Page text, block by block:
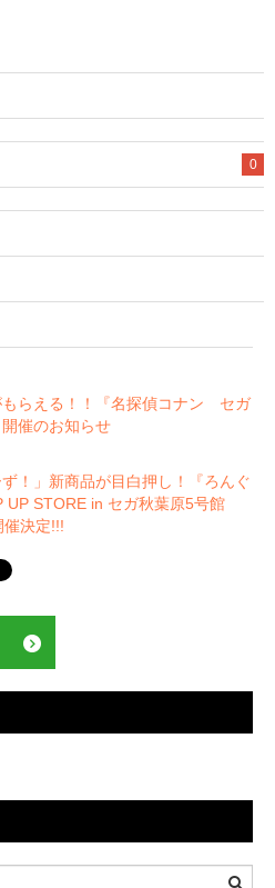
0
もらえる！！『名探偵コナン セガ
催のお知らせ
！」新商品が目白押し！『ろんぐ
UP STORE in セガ秋葉原5号館
決定!!!